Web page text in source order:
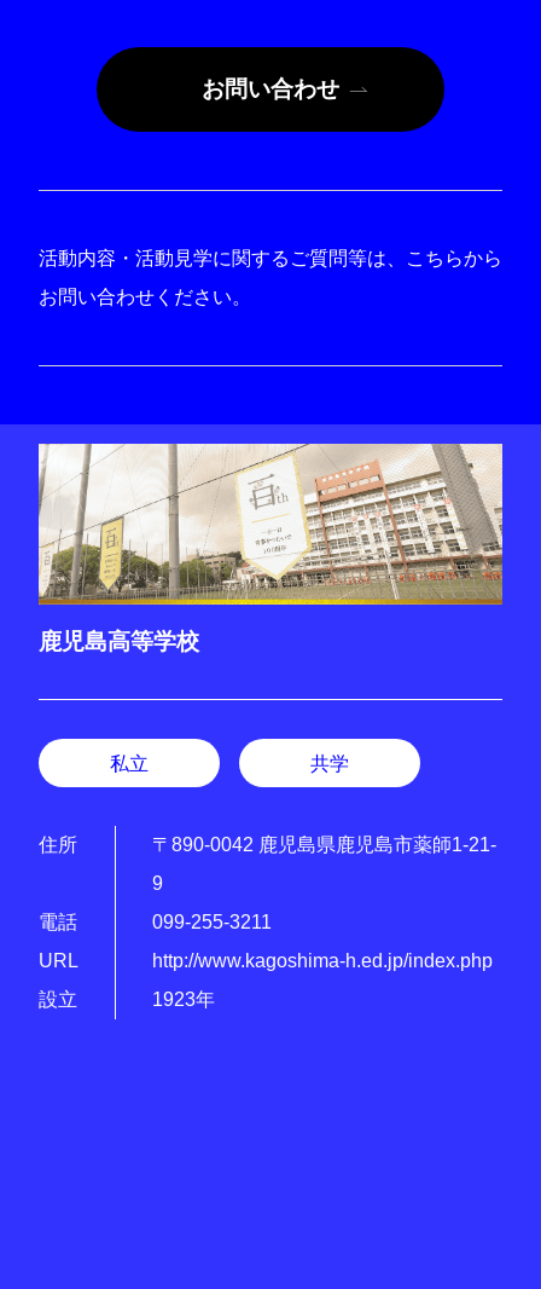
お問い合わせ
活動内容・活動見学に関するご質問等は、こちらから
お問い合わせください。
鹿児島高等学校
私立 共学
住所
〒890-0042 鹿児島県鹿児島市薬師1-21-
9
電話
099-255-3211
URL
http://www.kagoshima-h.ed.jp/index.php
設立
1923年